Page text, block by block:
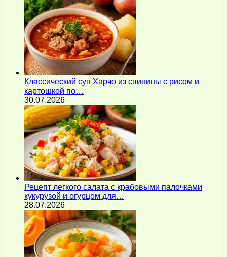
Классический суп Харчо из свинины с рисом и
картошкой по…
30.07.2026
Рецепт легкого салата с крабовыми палочками
кукурузой и огурцом для…
28.07.2026